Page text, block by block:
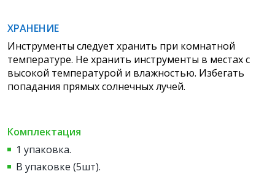
ХРАНЕНИЕ
Инструменты следует хранить при комнатной
температуре. Не хранить инструменты в местах с
высокой температурой и влажностью. Избегать
попадания прямых солнечных лучей.
Комплектация
1 упаковка.
В упаковке (5шт).